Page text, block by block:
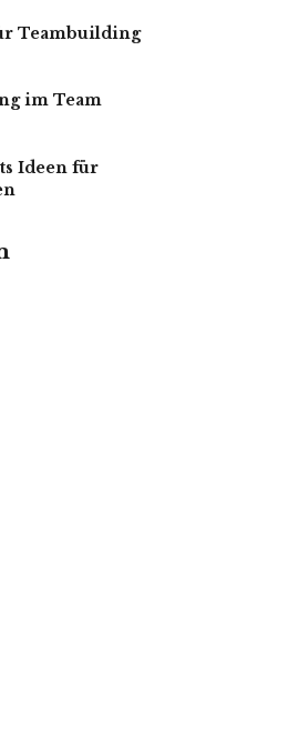
Teambuilding
im Team
Ideen für